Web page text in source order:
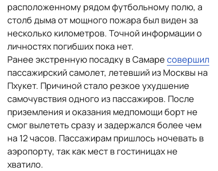
расположенному рядом футбольному полю, а
столб дыма от мощного пожара был виден за
несколько километров. Точной информации о
личностях погибших пока нет.
Ранее экстренную посадку в Самаре совершил
пассажирский самолет, летевший из Москвы на
Пхукет. Причиной стало резкое ухудшение
самочувствия одного из пассажиров. После
приземления и оказания медпомощи борт не
смог вылететь сразу и задержался более чем
на 12 часов. Пассажирам пришлось ночевать в
аэропорту, так как мест в гостиницах не
хватило.